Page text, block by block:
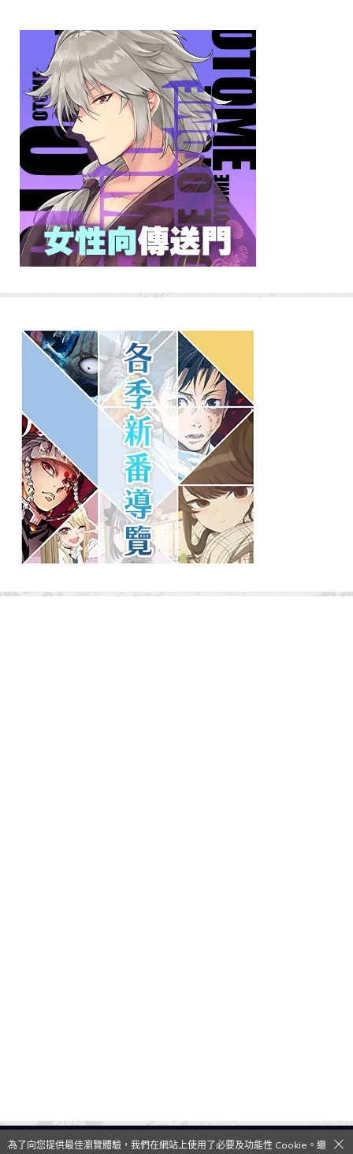
QooApp Limited © 2026
為了向您提供最佳瀏覽體驗，我們在網站上使用了必要及功能性 Cookie。繼